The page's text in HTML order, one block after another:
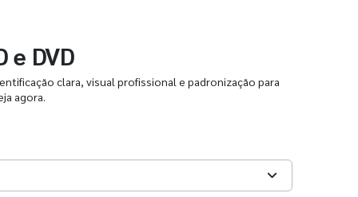
e DVD
clara, visual profissional e padronização para
agora.